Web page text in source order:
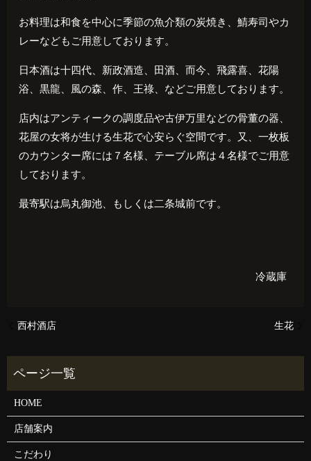
お料理は和食を中心に季節の魚介類の炭焼き、鯖寿司やカ
レーなどもご用意しております。
日本酒は十四代、新政酒造、田酒、而今、飛露喜、花陽
浴、黒龍、風の森、作、王祿、などご用意しております。
店内はアンティークの調度品や古伊万里などの骨董の器、
花屋の女将が生ける生花で心安らぐ空間です。又、一枚板
のカウンター席には７名様、テーブル席は４名様でご用意
しております。
最寄駅は烏丸御池、もしくは二条城前です。
冷蔵庫
西村酒店 生花
HOME
店舗案内
こだわり